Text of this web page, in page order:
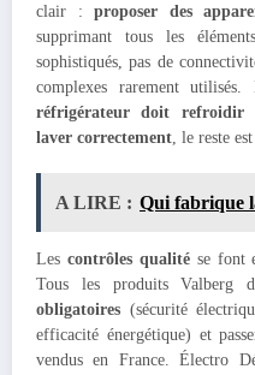
clair :proposer des
supprimant tous les
sophistiqués, pas de
complexes rarement
réfrigérateur doit refroidir
laver correctement , le reste
A LIRE : Qui fabrique
Les contrôles qualitése font
Tous les produits Valberg
obligatoires (sécurité
efficacité énergétique) et
vendus en France. Électro